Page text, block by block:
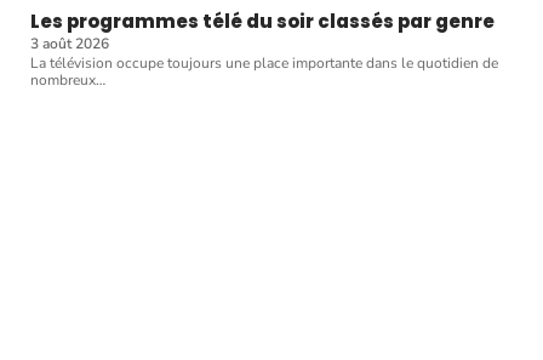
Les programmes télé du soir classés par genre
3 août 2026
La télévision occupe toujours une place importante dans le quotidien de
nombreux…